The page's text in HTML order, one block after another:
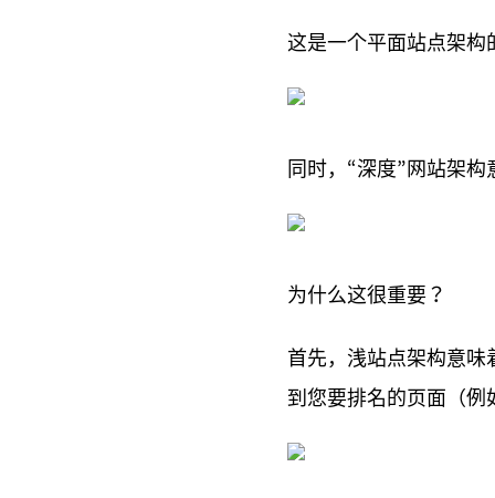
这是一个平面站点架构
同时，“深度”网站架
为什么这很重要？
首先，浅站点架构意味
到您要排名的页面（例